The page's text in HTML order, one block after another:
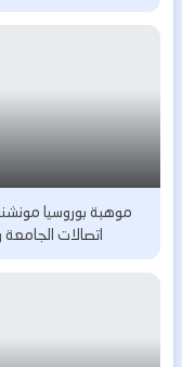
موهبة بوروسيا
اتصالات